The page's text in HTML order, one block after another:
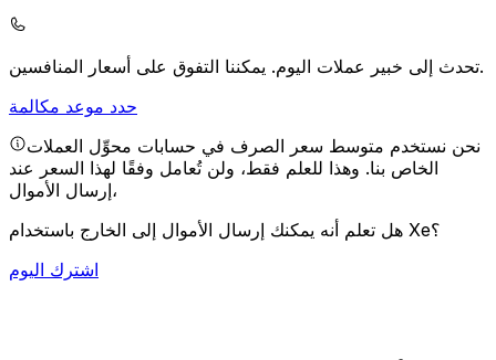
تحدث إلى خبير عملات اليوم.يمكننا التفوق على أسعار المنافسين.
حدد موعد مكالمة
نحن نستخدم متوسط سعر الصرف في حسابات محوِّل العملات
الخاص بنا. وهذا للعلم فقط، ولن تُعامل وفقًا لهذا السعر عند
إرسال الأموال،
هل تعلم أنه يمكنك إرسال الأموال إلى الخارج باستخدام Xe؟
اشترك اليوم